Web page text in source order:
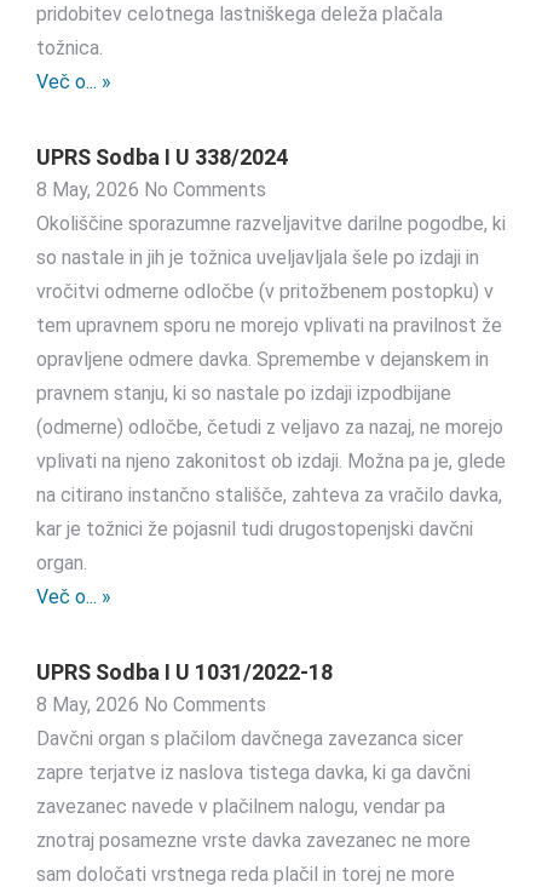
pridobitev celotnega lastniškega deleža plačala
tožnica.
Več o... »
UPRS Sodba I U 338/2024
8 May, 2026 No Comments
Okoliščine sporazumne razveljavitve darilne pogodbe, ki
so nastale in jih je tožnica uveljavljala šele po izdaji in
vročitvi odmerne odločbe (v pritožbenem postopku) v
tem upravnem sporu ne morejo vplivati na pravilnost že
opravljene odmere davka. Spremembe v dejanskem in
pravnem stanju, ki so nastale po izdaji izpodbijane
(odmerne) odločbe, četudi z veljavo za nazaj, ne morejo
vplivati na njeno zakonitost ob izdaji. Možna pa je, glede
na citirano instančno stališče, zahteva za vračilo davka,
kar je tožnici že pojasnil tudi drugostopenjski davčni
organ.
Več o... »
UPRS Sodba I U 1031/2022-18
8 May, 2026 No Comments
Davčni organ s plačilom davčnega zavezanca sicer
zapre terjatve iz naslova tistega davka, ki ga davčni
zavezanec navede v plačilnem nalogu, vendar pa
znotraj posamezne vrste davka zavezanec ne more
sam določati vrstnega reda plačil in torej ne more